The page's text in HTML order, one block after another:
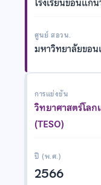
โรงเรียนขอนแก่
ศูนย์ สอวน.
มหาวิทยาลัยขอ
การแข่งขัน
วิทยาศาสตร์โล
(TESO)
ปี (พ.ศ.)
2566